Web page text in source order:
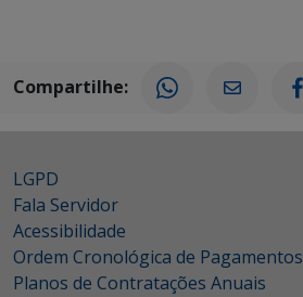
Compartilhe:
LGPD
Fala Servidor
Acessibilidade
Ordem Cronológica de Pagamentos
Planos de Contratações Anuais